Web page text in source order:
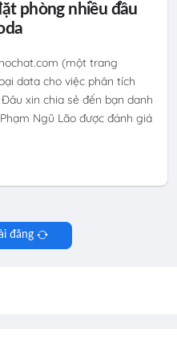
phòng nhiều đầu
(một trang
data cho việc phân tích
xin chia sẻ đến bạn danh
Ngũ Lão được đánh giá
đăng